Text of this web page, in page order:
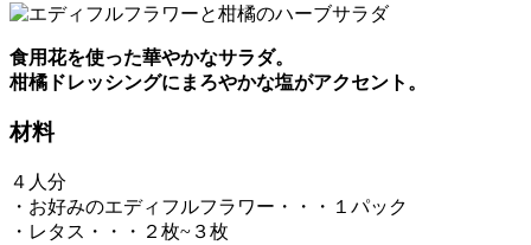
食用花を使った華やかなサラダ。
柑橘ドレッシングにまろやかな塩がアクセント。
材料
４人分
・お好みのエディフルフラワー・・・１パック
・レタス・・・２枚~３枚